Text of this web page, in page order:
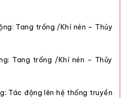
Tang trống /Khí nén – Thủy
Tang trống /Khí nén – Thủy
Tác động lên hệ thống truyền